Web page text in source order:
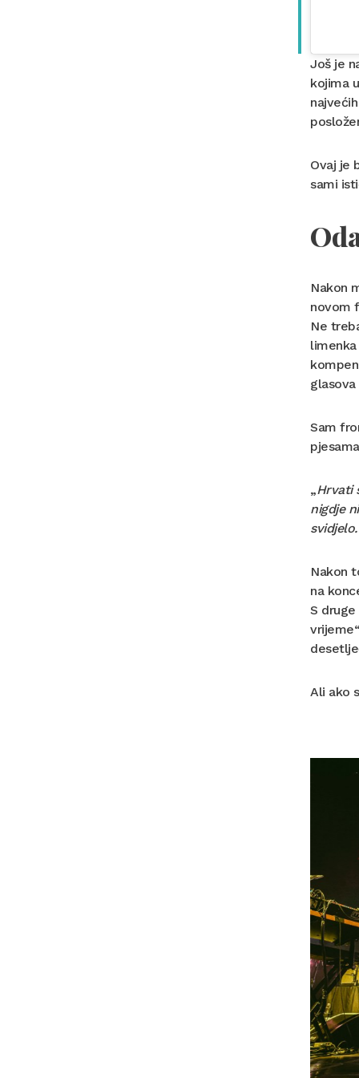
Još je
kojima
Ovaj je
sami
Nakon
novom
Ne
Sam
„Hrvati
nigdje
Nakon
na
S
Ali ako